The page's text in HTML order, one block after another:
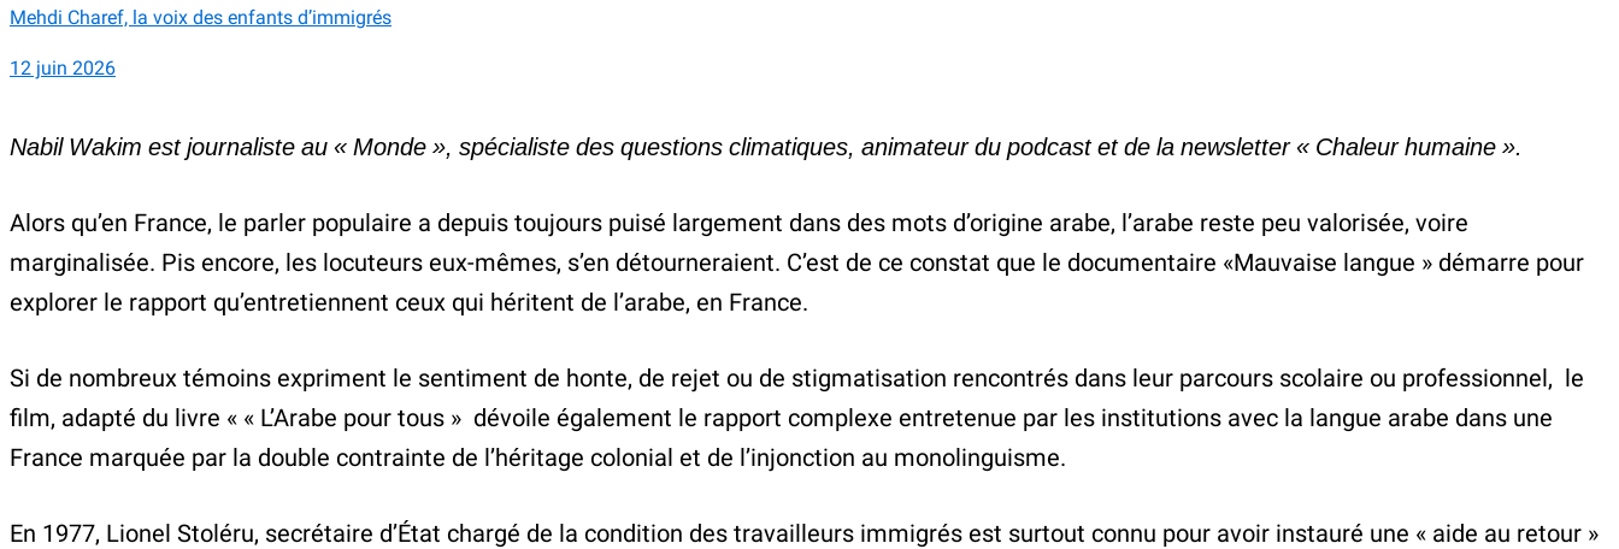
Mehdi Charef, la voix des enfants d’immigrés
12 juin 2026
Nabil Wakim est journaliste au « Monde », spécialiste des questions climatiques, animateur du podcast et de la newsletter « Chaleur humaine ».
Alors qu’en France, le parler populaire a depuis toujours puisé largement dans des mots d’origine arabe, l’arabe reste peu valorisée, voire
marginalisée. Pis encore, les locuteurs eux-mêmes, s’en détourneraient. C’est de ce constat que le documentaire «Mauvaise langue » démarre pour
explorer le rapport qu’entretiennent ceux qui héritent de l’arabe, en France.
Si de nombreux témoins expriment le sentiment de honte, de rejet ou de stigmatisation rencontrés dans leur parcours scolaire ou professionnel, le
film, adapté du livre « « L’Arabe pour tous » dévoile également le rapport complexe entretenue par les institutions avec la langue arabe dans une
France marquée par la double contrainte de l’héritage colonial et de l’injonction au monolinguisme.
En 1977, Lionel Stoléru, secrétaire d’État chargé de la condition des travailleurs immigrés est surtout connu pour avoir instauré une « aide au retour »